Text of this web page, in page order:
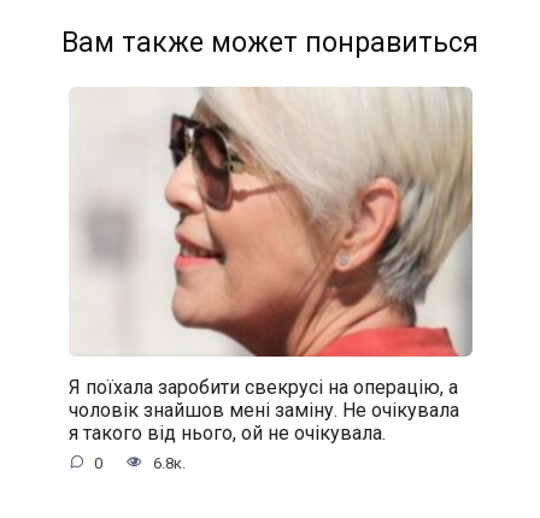
Вам также может понравиться
Я поїхала заробити свекрусі на операцію, а
чоловік знайшов мені заміну. Не очікувала
я такого від нього, ой не очікувала.
0 6.8к.